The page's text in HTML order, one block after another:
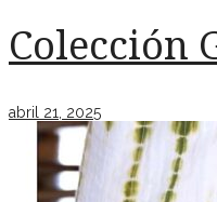
Colección
abril 21, 2025